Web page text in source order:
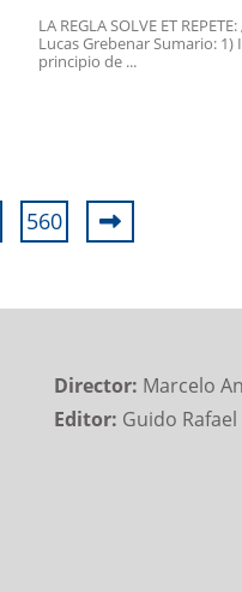
LA REGLA SOLVE ET
Lucas Grebenar Sumario:
principio de ...
560
Director: Marcelo
Editor: Guido